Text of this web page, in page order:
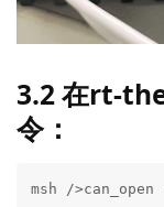
关于如何在CPU和
3. CAN
3.1 在